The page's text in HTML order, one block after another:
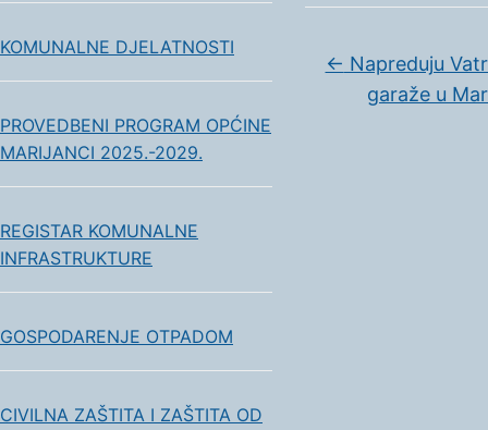
KOMUNALNE DJELATNOSTI
PROVEDBENI PROGRAM OPĆINE
MARIJANCI 2025.-2029.
REGISTAR KOMUNALNE
INFRASTRUKTURE
GOSPODARENJE OTPADOM
CIVILNA ZAŠTITA I ZAŠTITA OD
← Napreduju
garaže u